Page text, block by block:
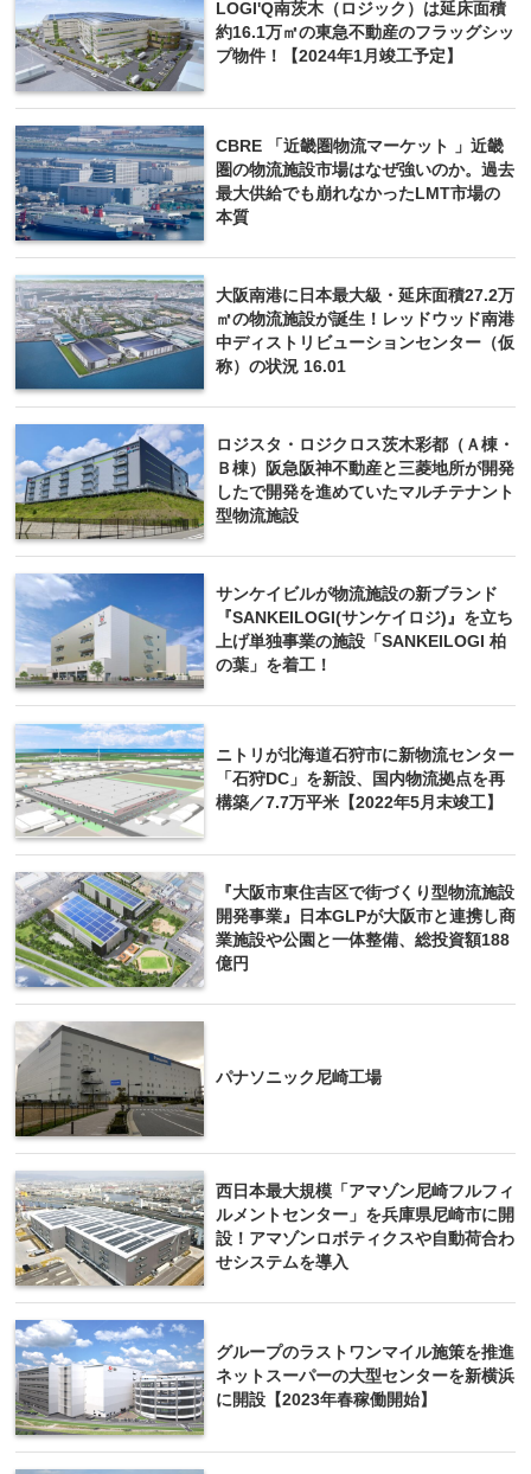
LOGI'Q南茨木（ロジック）は延床面積
約16.1万㎡の東急不動産のフラッグシッ
プ物件！【2024年1月竣工予定】
CBRE 「近畿圏物流マーケット 」近畿
圏の物流施設市場はなぜ強いのか。過去
最大供給でも崩れなかったLMT市場の
本質
大阪南港に日本最大級・延床面積27.2万
㎡の物流施設が誕生！レッドウッド南港
中ディストリビューションセンター（仮
称）の状況 16.01
ロジスタ・ロジクロス茨木彩都（Ａ棟・
Ｂ棟）阪急阪神不動産と三菱地所が開発
したで開発を進めていたマルチテナント
型物流施設
サンケイビルが物流施設の新ブランド
『SANKEILOGI(サンケイロジ)』を立ち
上げ単独事業の施設「SANKEILOGI 柏
の葉」を着工！
ニトリが北海道石狩市に新物流センター
「石狩DC」を新設、国内物流拠点を再
構築／7.7万平米【2022年5月末竣工】
『大阪市東住吉区で街づくり型物流施設
開発事業』日本GLPが大阪市と連携し商
業施設や公園と一体整備、総投資額188
億円
パナソニック尼崎工場
西日本最大規模「アマゾン尼崎フルフィ
ルメントセンター」を兵庫県尼崎市に開
設！アマゾンロボティクスや自動荷合わ
せシステムを導入
グループのラストワンマイル施策を推進
ネットスーパーの大型センターを新横浜
に開設【2023年春稼働開始】